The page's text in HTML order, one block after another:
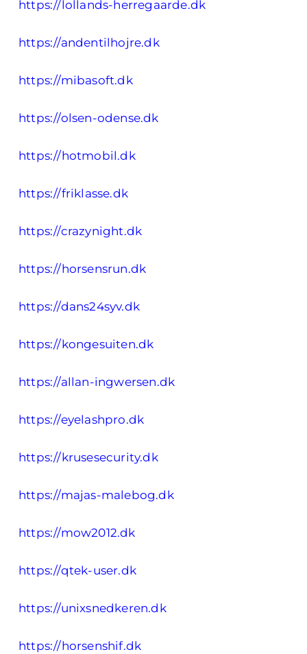
https://lollands-herregaarde.dk
https://andentilhojre.dk
https://mibasoft.dk
https://olsen-odense.dk
https://hotmobil.dk
https://friklasse.dk
https://crazynight.dk
https://horsensrun.dk
https://dans24syv.dk
https://kongesuiten.dk
https://allan-ingwersen.dk
https://eyelashpro.dk
https://krusesecurity.dk
https://majas-malebog.dk
https://mow2012.dk
https://qtek-user.dk
https://unixsnedkeren.dk
https://horsenshif.dk